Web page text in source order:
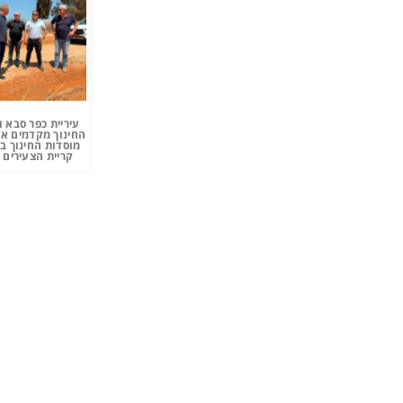
עיריית כפר
החינוך מקדמים
מוסדות החינוך
קריית